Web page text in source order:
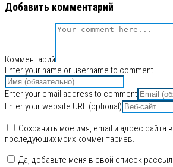
Добавить комментарий
Комментарий
Enter your name or username to comment
Enter your email address to comment
Enter your website URL (optional)
Сохранить моё имя, email и адрес сайта
последующих моих комментариев.
Да, добавьте меня в свой список